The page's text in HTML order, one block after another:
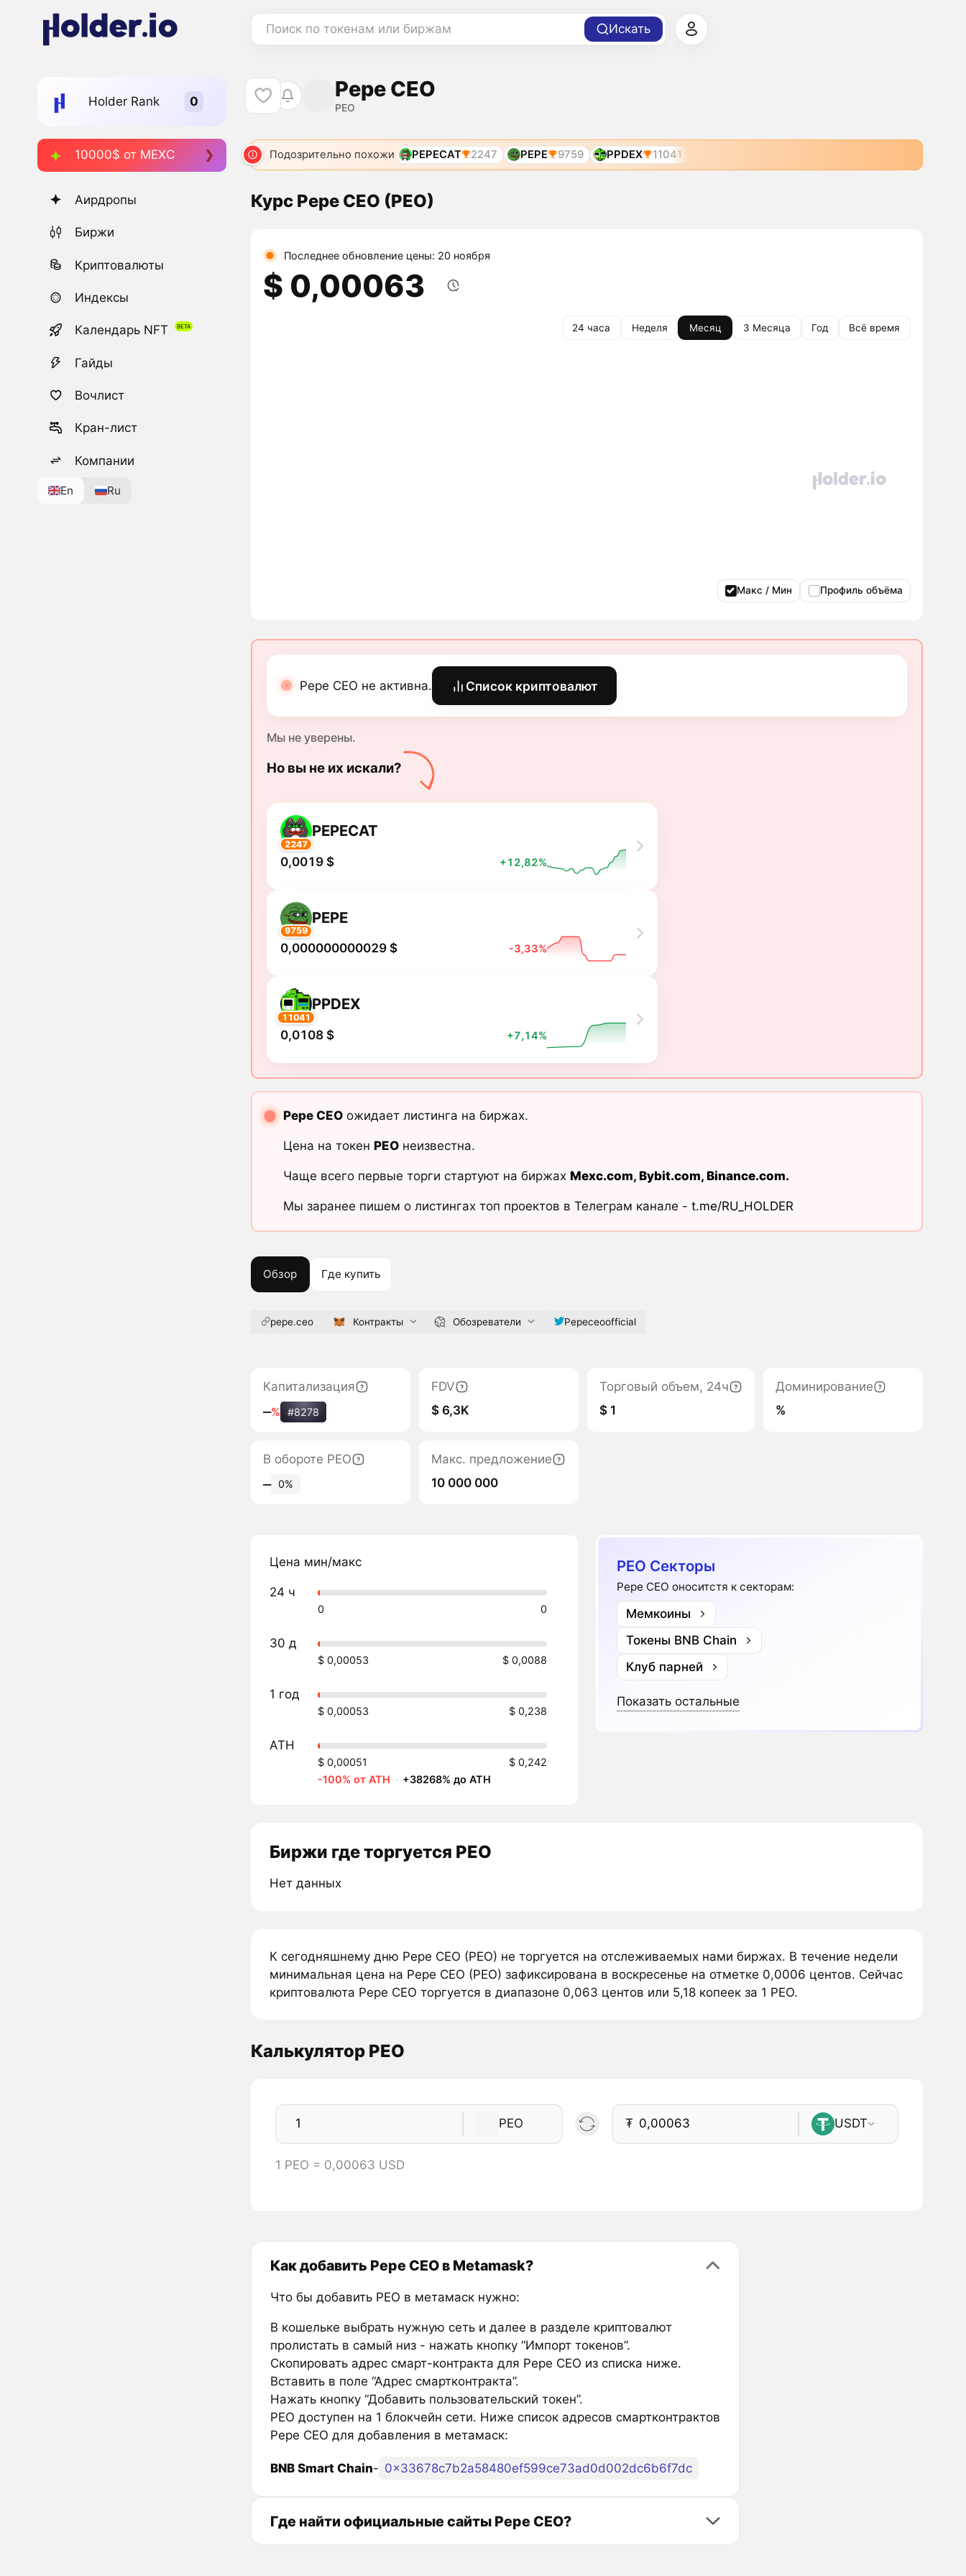
Поиск по токенам или биржам Искать
Holder Rank
10000$ от MEXC
Аирдропы
Биржи
Криптовалюты
Индексы
Календарь NFT
Гайды
Вочлист
Кран-лист
Компании
En Ru
Pepe CEO
PEO
Подозрительно похожи PEPECAT 2247 PEPE 9759 PPDEX 11041
Курс Pepe CEO (PEO)
Последнее обновление цены: 20 ноября
$ 0,00063
24 часа Неделя Месяц 3 Месяца Год Всё время
Макс / Мин Профиль объёма
Pepe CEO не активна. Список криптовалют
Мы не уверены.
Но вы не их искали?
2247
PEPECAT
0,0019 $ +12,82%
9759
PEPE
0,000000000029 $ -3,33%
11041
PPDEX
0,0108 $ +7,14%
Pepe CEOожидает листинга на биржах.
Цена на токен PEOнеизвестна.
Чаще всего первые торги стартуют на биржах Mexc.com, Bybit.com, Binance.com.
Мы заранее пишем о листингах топ проектов в Телеграм канале - t.me/RU_HOLDER
Обзор Где купить
pepe.ceo Контракты Обозреватели Pepeceoofficial
Капитализация
‒% #8278
FDV
$ 6,3K
Торговый объем, 24ч
$ 1
Доминирование
%
В обороте PEO
‒ 0%
Макс. предложение
10 000 000
Цена мин/макс
24 ч
0 0
30 д
$ 0,00053 $ 0,0088
1 год
$ 0,00053 $ 0,238
ATH
$ 0,00051
$ 0,242
-100% от ATH · +38268% до ATH
PEO Секторы
Pepe CEO оноситстя к секторам:
Мемкоины
Токены BNB Chain
Клуб парней
Показать остальные
Биржи где торгуется PEO
Нет данных
К сегодняшнему дню Pepe CEO (PEO) не торгуется на отслеживаемых нами биржах. В течение недели
минимальная цена на Pepe CEO (PEO) зафиксирована в воскресенье на отметке 0,0006 центов. Сейчас
криптовалюта Pepe CEO торгуется в диапазоне 0,063 центов или 5,18 копеек за 1 PEO.
Калькулятор PEO
PEO ₮ USDT
1 PEO = 0,00063 USD
Как добавить Pepe CEO в Metamask?
Что бы добавить PEO в метамаск нужно:
В кошельке выбрать нужную сеть и далее в разделе криптовалют
пролистать в самый низ - нажать кнопку “Импорт токенов”.
Скопировать адрес смарт-контракта для Pepe CEO из списка ниже.
Вставить в поле “Адрес смартконтракта”.
Нажать кнопку “Добавить пользовательский токен”.
PEO доступен на 1 блокчейн сети. Ниже список адресов смартконтрактов
Pepe CEO для добавления в метамаск:
BNB Smart Chain- 0x33678c7b2a58480ef599ce73ad0d002dc6b6f7dc
Где найти официальные сайты Pepe CEO?